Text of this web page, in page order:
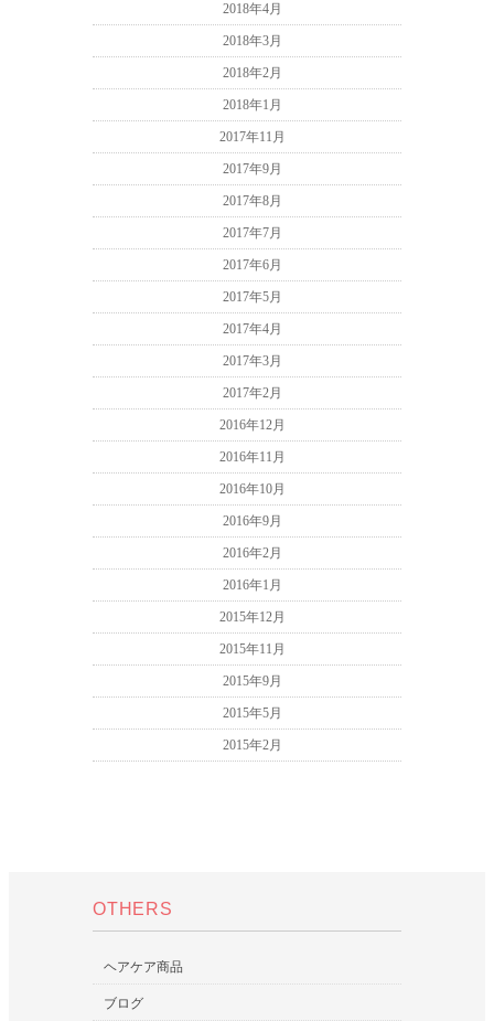
2018年4月
2018年3月
2018年2月
2018年1月
2017年11月
2017年9月
2017年8月
2017年7月
2017年6月
2017年5月
2017年4月
2017年3月
2017年2月
2016年12月
2016年11月
2016年10月
2016年9月
2016年2月
2016年1月
2015年12月
2015年11月
2015年9月
2015年5月
2015年2月
OTHERS
ヘアケア商品
ブログ